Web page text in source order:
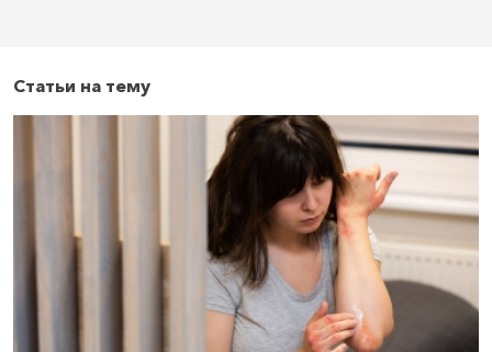
Статьи на тему